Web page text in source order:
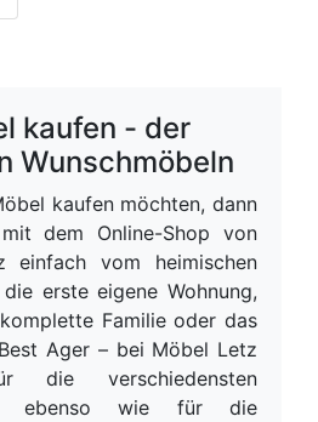
kaufen - der
Wunschmöbeln
kaufen möchten, dann
dem Online-Shop von
einfach vom heimischen
erste eigene Wohnung,
Familie oder das
Ager – bei Möbel Letz
verschiedensten
ebenso wie für die